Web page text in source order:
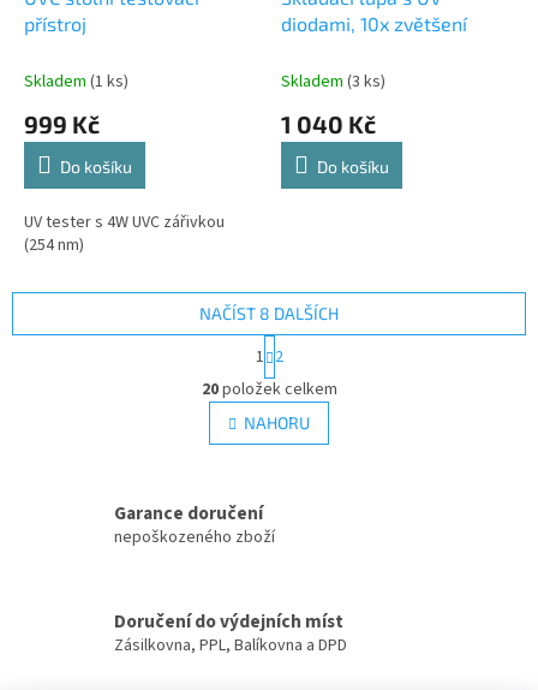
přístroj
Skladem (1 ks)
999 Kč
Do košíku
UV tester s 4W UVC zářivkou
(254 nm)
diodami, 10x zvětšení
Skladem (3 ks)
1 040 Kč
Do košíku
O
v
l
á
í
k
y
NAČÍST 8 DALŠÍCH
S
t
r
á
n
k
n
í
1 2
20položek celkem
NAHORU
Garance doručení
nepoškozeného zboží
Doručení do výdejních míst
Zásilkovna, PPL, Balíkovna a DPD